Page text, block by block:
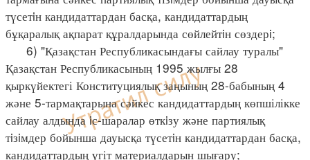
түсетiн кандидаттардан басқа, кандидаттардың
бұқаралық ақпарат құралдарында сөйлейтiн сөздерi;
6) "Қазақстан Республикасындағы сайлау туралы"
Қазақстан Республикасының 1995 жылғы 28
қыркүйектегі Конституциялық заңының 28-бабының 4
және 5-тармақтарына сәйкес кандидаттардың көпшілікке
сайлау алдында iс-шаралар өткiзу және партиялық
тiзiмдер бойынша дауысқа түсетiн кандидаттардан басқа,
кандидаттардың үгіт материалдарын шығару;